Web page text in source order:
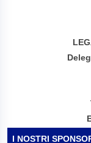
I NOSTRI